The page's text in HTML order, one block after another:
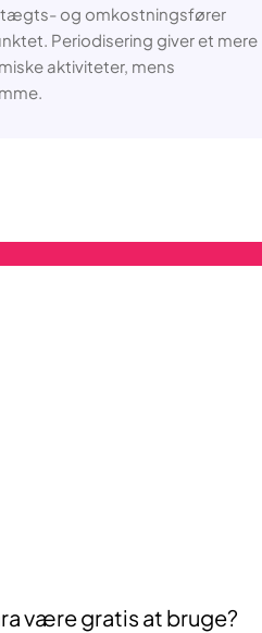
og omkostningsfører
Periodisering giver et mere
aktiviteter, mens
være gratis at bruge?